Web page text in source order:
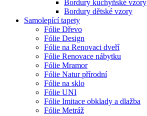
Bordury kuchyňské vzory
Bordury dětské vzory
Samolepící tapety
Fólie Dřevo
Fólie Design
Fólie na Renovaci dveří
Fólie Renovace nábytku
Fólie Mramor
Fólie Natur přírodní
Fólie na sklo
Fólie UNI
Fólie Imitace obklady a dlažba
Fólie Metráž